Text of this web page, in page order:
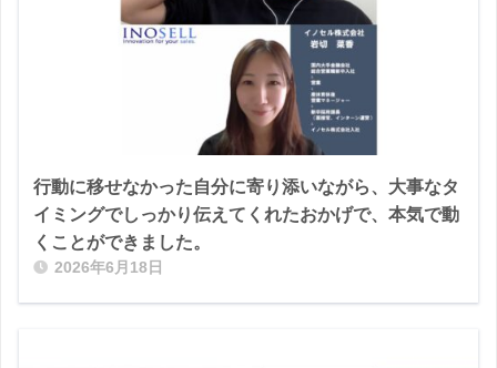
行動に移せなかった自分に寄り添いながら、大事なタ
イミングでしっかり伝えてくれたおかげで、本気で動
くことができました。
2026年6月18日